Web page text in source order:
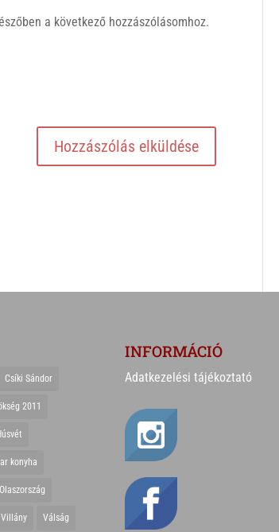
a következő hozzászólásomhoz.
Csíki Sándor
2011
konyha
Olaszország
Villány Válság
INFORMÁCIÓ
Adatkezelési tájékoztató